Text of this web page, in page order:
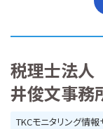
税理士法
井俊文事務
TKCモニタリング情